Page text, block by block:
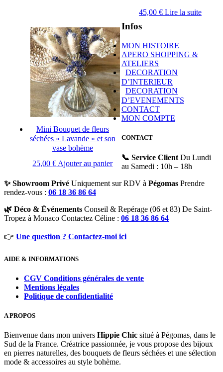
45,00 € Lire la suite
Mini Bouquet de fleurs
séchées « Lavande » et son
vase bohème
25,00€ Ajouter au panier
Infos
MON HISTOIRE
APERO SHOPPING &
ATELIERS
DECORATION
D’INTERIEUR
DECORATION
D’EVENEMENTS
CONTACT
MON COMPTE
CONTACT
📞 Service ClientDu Lundi
au Samedi : 10h – 18h
✨ Showroom Privé Uniquement sur RDV à Pégomas Prendre
rendez-vous : 06 18 36 86 64
🌿 Déco & Événements Conseil & Repérage (06 et 83) De Saint-
Tropez à Monaco Contactez Céline : 06 18 36 86 64
👉 Une question ? Contactez-moi ici
AIDE & INFORMATIONS
CGV Conditions générales de vente
Mentions légales
Politique de confidentialité
A PROPOS
Bienvenue dans mon univers Hippie Chic situé à Pégomas, dans le
Sud de la France. Créatrice passionnée, je vous propose des bijoux
en pierres naturelles, des bouquets de fleurs séchées et une sélection
mode & accessoires au style bohème.